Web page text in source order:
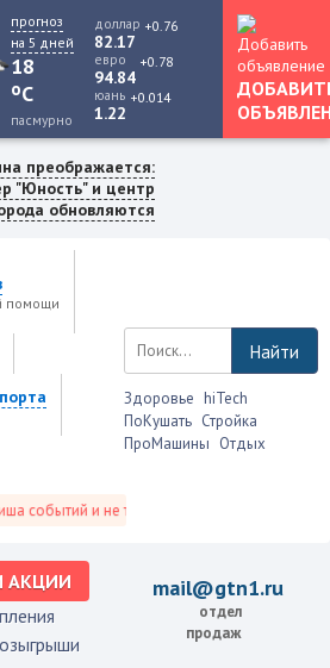
прогноз
на 5 дней
18
oC
пасмурно
доллар
82.17
+0.76
евро
94.84
+0.78
юань
1.22
+0.014
преображается:
"Юность" и центр
обновляются
помощи
и не только это.
Найти
Здоровье hiTech
ПоКушать Стройка
ПроМашины Отдых
АКЦИИ
mail@gtn1.ru
отдел
продаж